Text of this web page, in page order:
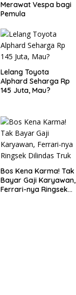
Merawat Vespa bagi
Pemula
Lelang Toyota
Alphard Seharga Rp
145 Juta, Mau?
Bos Kena Karma! Tak
Bayar Gaji Karyawan,
Ferrari-nya Ringsek